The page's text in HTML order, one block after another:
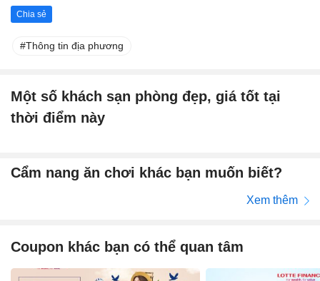
Chia sẻ
Thông tin địa phương
Một số khách sạn phòng đẹp, giá tốt tại
thời điểm này
Cẩm nang ăn chơi khác bạn muốn biết?
Xem thêm
Coupon khác bạn có thể quan tâm